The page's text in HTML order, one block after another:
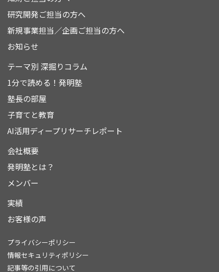
研究開発ご担当の方へ
新規事業担当／企画ご担当の方へ
お知らせ
テーマ別 深掘りコラム
1分で読める！発明塾
塾長の部屋
子育てと教育
AI活用ディープリサーチレポート
会社概要
発明塾とは？
メンバー
実績
お客様の声
プライバシーポリシー
情報セキュリティポリシー
記事等の引用について